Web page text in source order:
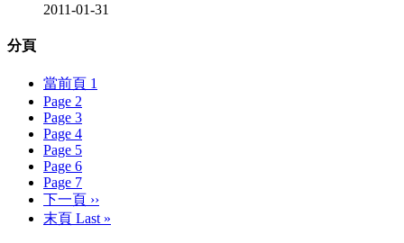
2011-01-31
分頁
當前頁 1
Page 2
Page 3
Page 4
Page 5
Page 6
Page 7
下一頁 ››
末頁 Last »